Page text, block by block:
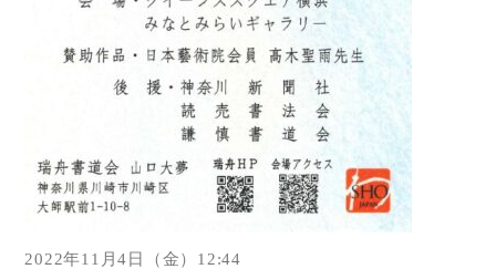
2022年11月4日（金）12:44